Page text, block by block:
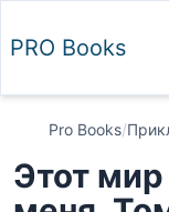
PRO Books
Pro Books/
Этот